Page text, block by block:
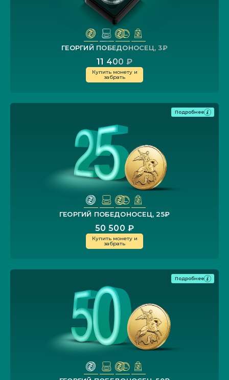
ГЕОРГИЙ ПОБЕДОНОСЕЦ, 3₽
11 400 ₽
Купить монету и
забрать
Подробнее
ГЕОРГИЙ ПОБЕДОНОСЕЦ, 25₽
50 500 ₽
Купить монету и
забрать
Подробнее